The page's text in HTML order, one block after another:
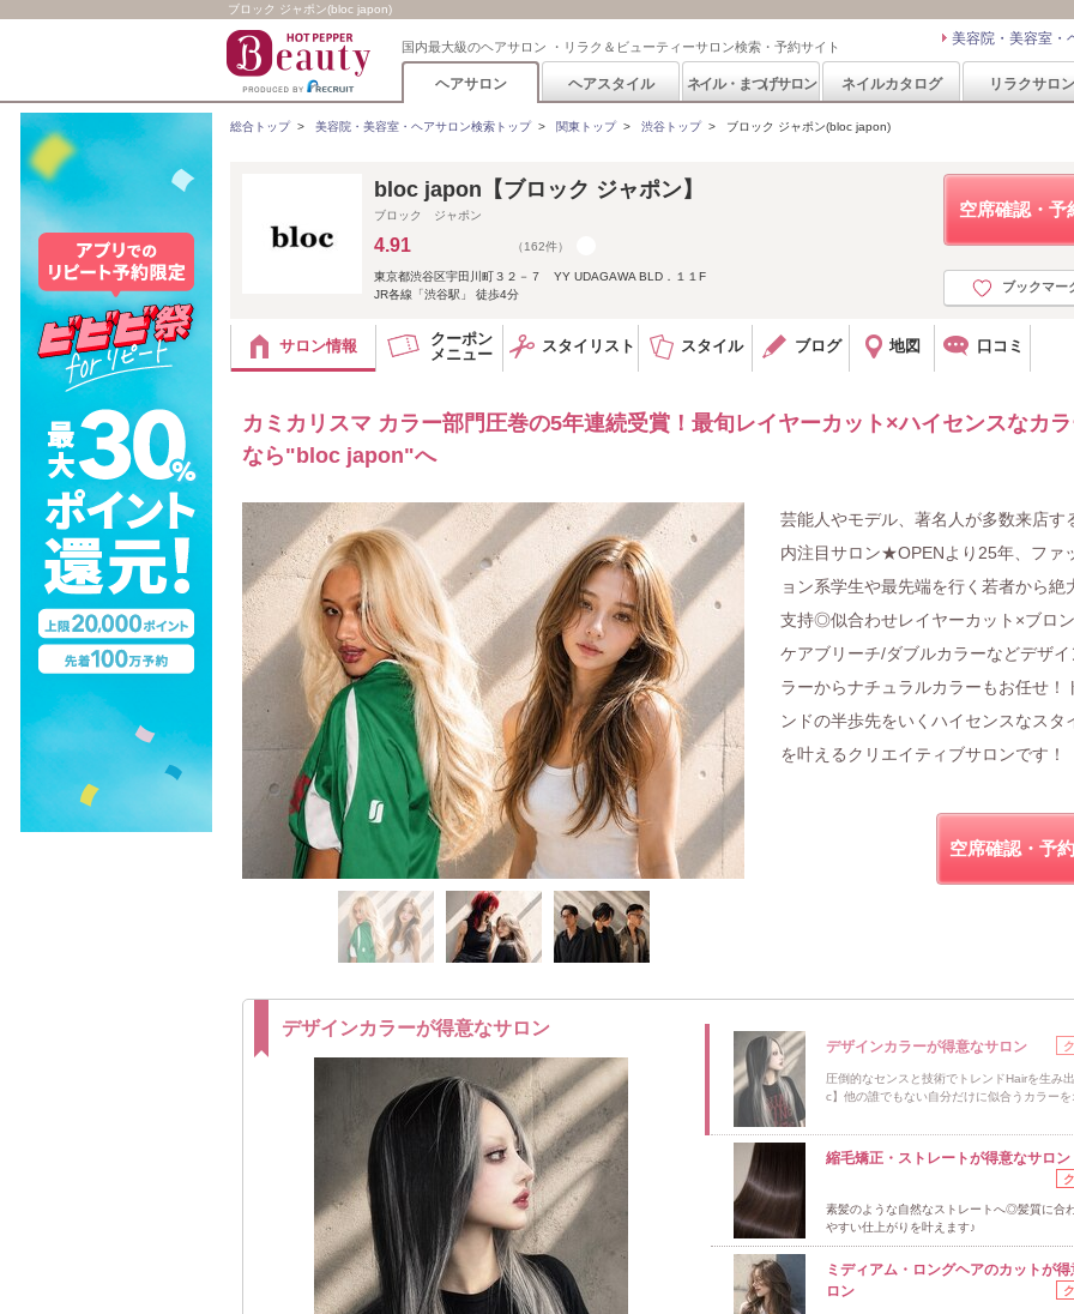
ブロック ジャポン(bloc japon)
国内最大級のヘアサロン ・リラク＆ビューティーサロン検索・予約サイト 美容院・美容室・
ヘアサロン ヘアスタイル ネイル・まつげサロン ネイルカタログ リラクサロン
総合トップ> 美容院・美容室・ヘアサロン検索トップ> 関東トップ> 渋谷トップ> ブロック ジャポン(bloc japon)
空席確認・予
ブックマー
bloc japon【ブロック ジャポン】
ブロック ジャポン
4.91 （162件）
東京都渋谷区宇田川町３２－７ YY UDAGAWA BLD．１１F
JR各線「渋谷駅」 徒歩4分
サロン情報
クーポン
メニュー
スタイリスト スタイル ブログ 地図 口コミ
カミカリスマ カラー部門圧巻の5年連続受賞！最旬レイヤーカット×ハイセンスなカ
なら"bloc japon"へ
芸能人やモデル、著名人が多数来店す
内注目サロン★OPENより25年、ファ
ョン系学生や最先端を行く若者から絶
支持◎似合わせレイヤーカット×ブロ
ケアブリーチ/ダブルカラーなどデザイ
ラーからナチュラルカラーもお任せ！
ンドの半歩先をいくハイセンスなスタ
を叶えるクリエイティブサロンです！
空席確認・予
デザインカラーが得意なサロン
デザインカラーが得意なサロン
圧倒的なセンスと技術でトレンドHairを生み
c】他の誰でもない自分だけに似合うカラー
縮毛矯正・ストレートが得意なサロン
素髪のような自然なストレートへ◎髪質に合
やすい仕上がりを叶えます♪
ミディアム・ロングヘアのカットが
ロン